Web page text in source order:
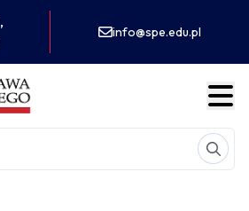
info@spe.edu.pl